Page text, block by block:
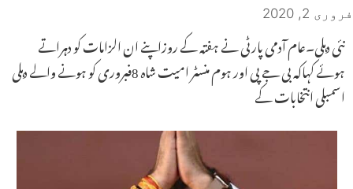
فروری 2, 2020
نئی دہلی۔عام آدمی پارٹی نے ہفتہ کے روزاپنے ان الزامات کو دہراتے
ہوئے کہاکہ بی جے پی اور ہوم منسٹر امیت شاہ 8فبروری کو ہونے والے دہلی
اسمبلی انتخابات کے